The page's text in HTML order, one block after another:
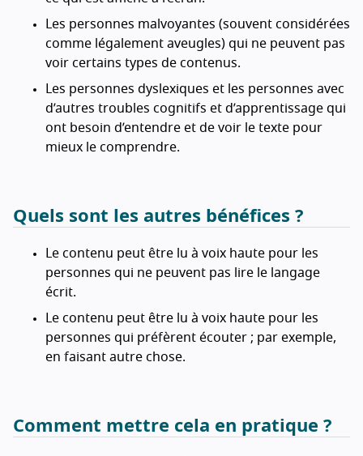
Les personnes malvoyantes (souvent considérées
comme légalement aveugles) qui ne peuvent pas
voir certains types de contenus.
Les personnes dyslexiques et les personnes avec
d’autres troubles cognitifs et d’apprentissage qui
ont besoin d’entendre et de voir le texte pour
mieux le comprendre.
Quels sont les autres bénéfices ?
Le contenu peut être lu à voix haute pour les
personnes qui ne peuvent pas lire le langage
écrit.
Le contenu peut être lu à voix haute pour les
personnes qui préfèrent écouter ; par exemple,
en faisant autre chose.
Comment mettre cela en pratique ?